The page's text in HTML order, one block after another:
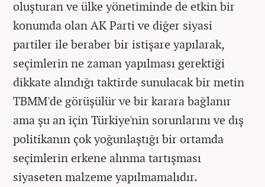
oluşturan ve ülke yönetiminde de etkin bir
konumda olan AK Parti ve diğer siyasi
partiler ile beraber bir istişare yapılarak,
seçimlerin ne zaman yapılması gerektiği
dikkate alındığı taktirde sunulacak bir metin
TBMM'de görüşülür ve bir karara bağlanır
ama şu an için Türkiye'nin sorunlarını ve dış
politikanın çok yoğunlaştığı bir ortamda
seçimlerin erkene alınma tartışması
siyaseten malzeme yapılmamalıdır.